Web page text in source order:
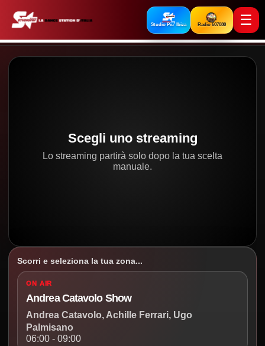
Studio Piu' Ibiza Radio 607080 ☰
Scegli uno streaming
Lo streaming partirà solo dopo la tua scelta
manuale.
Scorri e seleziona la tua zona...
ON AIR
Andrea Catavolo Show
Andrea Catavolo, Achille Ferrari, Ugo
Palmisano
06:00 - 09:00